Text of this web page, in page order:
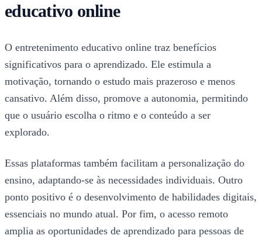
educativo online
O entretenimento educativo online traz benefícios
significativos para o aprendizado. Ele estimula a
motivação, tornando o estudo mais prazeroso e menos
cansativo. Além disso, promove a autonomia, permitindo
que o usuário escolha o ritmo e o conteúdo a ser
explorado.
Essas plataformas também facilitam a personalização do
ensino, adaptando-se às necessidades individuais. Outro
ponto positivo é o desenvolvimento de habilidades digitais,
essenciais no mundo atual. Por fim, o acesso remoto
amplia as oportunidades de aprendizado para pessoas de